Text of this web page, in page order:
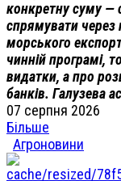
конкретну суму —
спрямувати через
морського
чинній програмі,
видатки, а про
банків. Галузева
07 серпня 2026
Більше
Агроновини